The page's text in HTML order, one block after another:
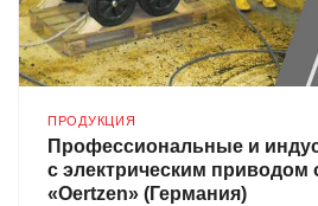
ПРОДУКЦИЯ
Профессиональные и
с электрическим приводом
«Oertzen» (Германия)